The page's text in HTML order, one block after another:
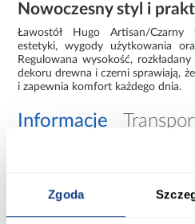
Zgoda
Nowoczesny styl i
Ławostół Hugo Artisan/Czarny
estetyki, wygody użytkowania
Regulowana wysokość,
dekoru drewna i czerni sprawiają,
i zapewnia komfort każdego dnia.
Informacje
67.00